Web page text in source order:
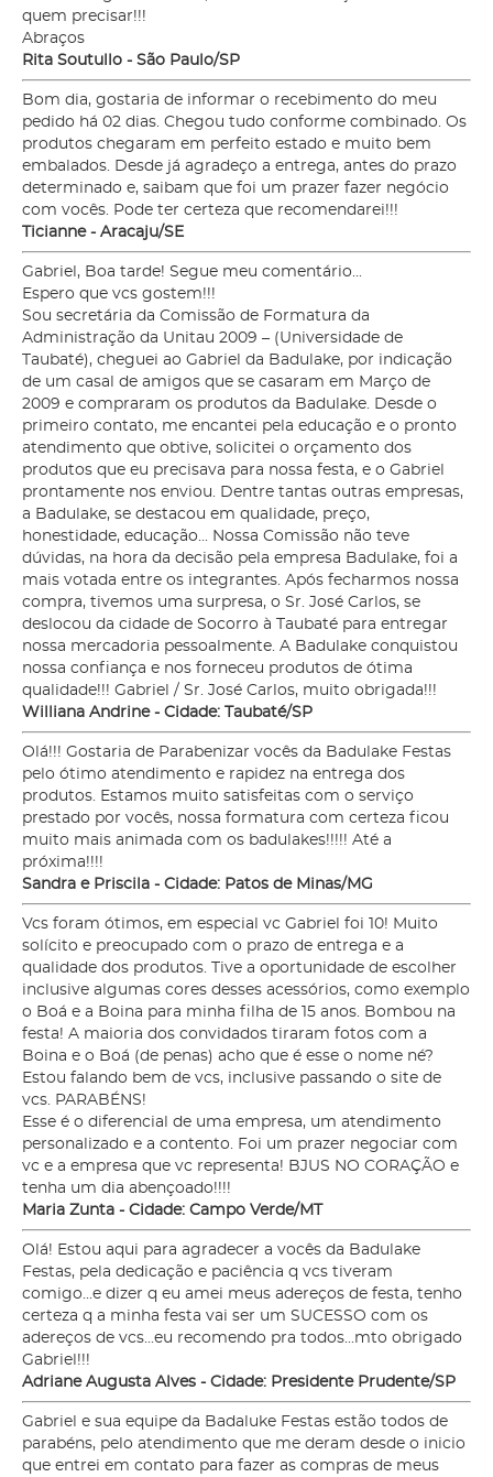
quem precisar!!!
Abraços
Rita Soutullo - São Paulo/SP
Bom dia, gostaria de informar o recebimento do meu
pedido há 02 dias. Chegou tudo conforme combinado. Os
produtos chegaram em perfeito estado e muito bem
embalados. Desde já agradeço a entrega, antes do prazo
determinado e, saibam que foi um prazer fazer negócio
com vocês. Pode ter certeza que recomendarei!!!
Ticianne - Aracaju/SE
Gabriel, Boa tarde! Segue meu comentário...
Espero que vcs gostem!!!
Sou secretária da Comissão de Formatura da
Administração da Unitau 2009 – (Universidade de
Taubaté), cheguei ao Gabriel da Badulake, por indicação
de um casal de amigos que se casaram em Março de
2009 e compraram os produtos da Badulake. Desde o
primeiro contato, me encantei pela educação e o pronto
atendimento que obtive, solicitei o orçamento dos
produtos que eu precisava para nossa festa, e o Gabriel
prontamente nos enviou. Dentre tantas outras empresas,
a Badulake, se destacou em qualidade, preço,
honestidade, educação... Nossa Comissão não teve
dúvidas, na hora da decisão pela empresa Badulake, foi a
mais votada entre os integrantes. Após fecharmos nossa
compra, tivemos uma surpresa, o Sr. José Carlos, se
deslocou da cidade de Socorro à Taubaté para entregar
nossa mercadoria pessoalmente. A Badulake conquistou
nossa confiança e nos forneceu produtos de ótima
qualidade!!! Gabriel / Sr. José Carlos, muito obrigada!!!
Williana Andrine - Cidade: Taubaté/SP
Olá!!! Gostaria de Parabenizar vocês da Badulake Festas
pelo ótimo atendimento e rapidez na entrega dos
produtos. Estamos muito satisfeitas com o serviço
prestado por vocês, nossa formatura com certeza ficou
muito mais animada com os badulakes!!!!! Até a
próxima!!!!
Sandra e Priscila - Cidade: Patos de Minas/MG
Vcs foram ótimos, em especial vc Gabriel foi 10! Muito
solícito e preocupado com o prazo de entrega e a
qualidade dos produtos. Tive a oportunidade de escolher
inclusive algumas cores desses acessórios, como exemplo
o Boá e a Boina para minha filha de 15 anos. Bombou na
festa! A maioria dos convidados tiraram fotos com a
Boina e o Boá (de penas) acho que é esse o nome né?
Estou falando bem de vcs, inclusive passando o site de
vcs. PARABÉNS!
Esse é o diferencial de uma empresa, um atendimento
personalizado e a contento. Foi um prazer negociar com
vc e a empresa que vc representa! BJUS NO CORAÇÃO e
tenha um dia abençoado!!!!
Maria Zunta - Cidade: Campo Verde/MT
Olá! Estou aqui para agradecer a vocês da Badulake
Festas, pela dedicação e paciência q vcs tiveram
comigo...e dizer q eu amei meus adereços de festa, tenho
certeza q a minha festa vai ser um SUCESSO com os
adereços de vcs...eu recomendo pra todos...mto obrigado
Gabriel!!!
Adriane Augusta Alves - Cidade: Presidente Prudente/SP
Gabriel e sua equipe da Badaluke Festas estão todos de
parabéns, pelo atendimento que me deram desde o inicio
que entrei em contato para fazer as compras de meus